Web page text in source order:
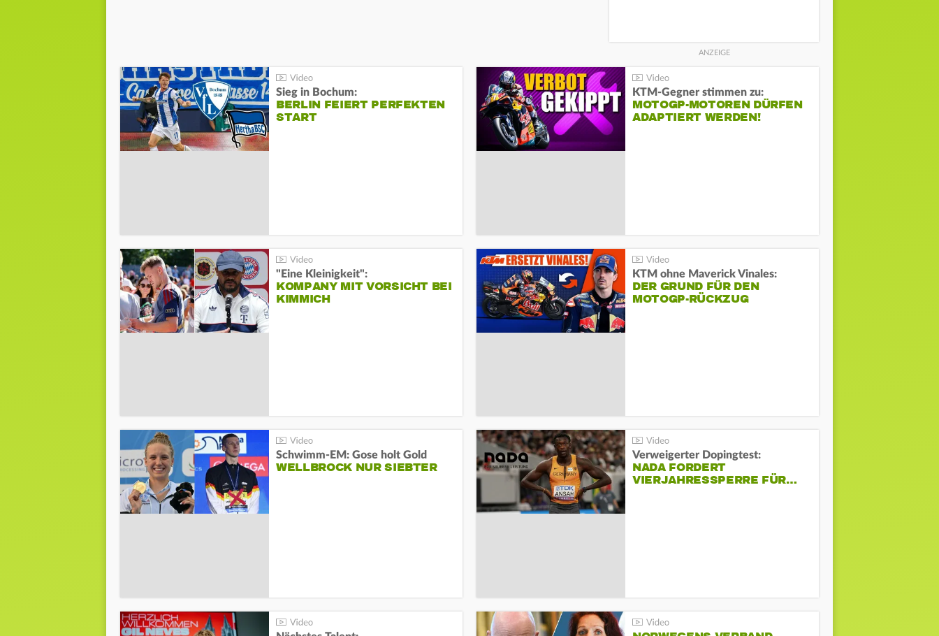
Sieg in Bochum:
BERLIN FEIERT PERFEKTEN
START
KTM-Gegner stimmen zu:
MOTOGP-MOTOREN DÜRFEN
ADAPTIERT WERDEN!
"Eine Kleinigkeit":
KOMPANY MIT VORSICHT BEI
KIMMICH
KTM ohne Maverick Vinales:
DER GRUND FÜR DEN
MOTOGP-RÜCKZUG
Schwimm-EM: Gose holt Gold
WELLBROCK NUR SIEBTER
Verweigerter Dopingtest:
NADA FORDERT
VIERJAHRESSPERRE FÜR…